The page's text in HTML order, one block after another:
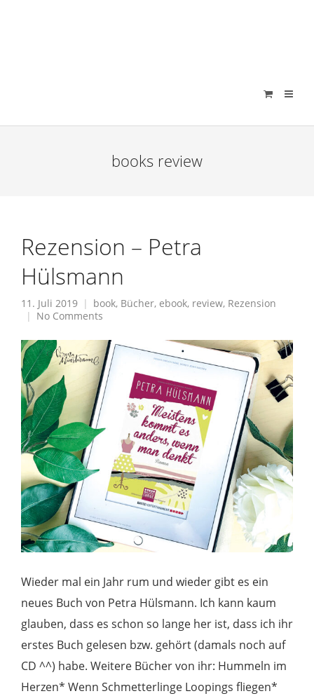
books review
Rezension – Petra
Hülsmann
11. Juli 2019 book, Bücher, ebook, review, Rezension
No Comments
Wieder mal ein Jahr rum und wieder gibt es ein
neues Buch von Petra Hülsmann. Ich kann kaum
glauben, dass es schon so lange her ist, dass ich ihr
erstes Buch gelesen bzw. gehört (damals noch auf
CD ^^) habe. Weitere Bücher von ihr: Hummeln im
Herzen* Wenn Schmetterlinge Loopings fliegen*